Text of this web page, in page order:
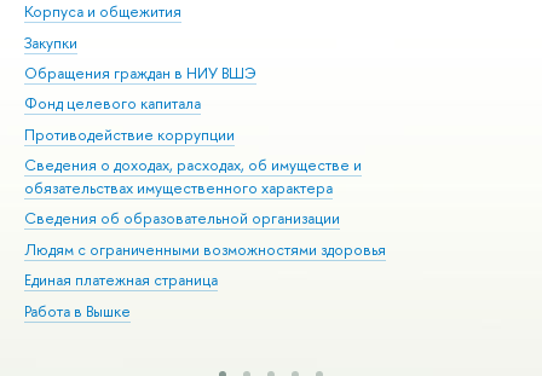
Корпуса и общежития
Закупки
Обращения граждан в НИУ ВШЭ
Фонд целевого капитала
Противодействие коррупции
Сведения о доходах, расходах, об имуществе и
обязательствах имущественного характера
Сведения об образовательной организации
Людям с ограниченными возможностями здоровья
Единая платежная страница
Работа в Вышке